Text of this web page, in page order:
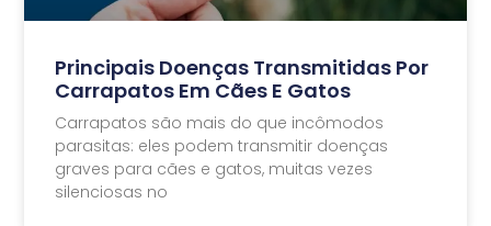
Principais Doenças Transmitidas Por
Carrapatos Em Cães E Gatos
Carrapatos são mais do que incômodos
parasitas: eles podem transmitir doenças
graves para cães e gatos, muitas vezes
silenciosas no